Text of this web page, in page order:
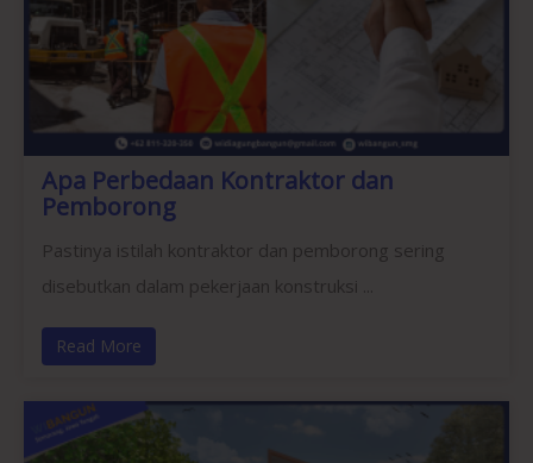
Apa Perbedaan Kontraktor dan
Pemborong
Pastinya istilah kontraktor dan pemborong sering
disebutkan dalam pekerjaan konstruksi ...
Read More